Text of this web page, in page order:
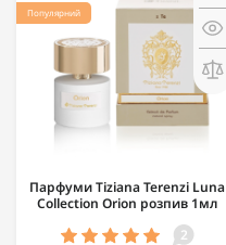
Популярний
Парфуми Tiziana Terenzi Luna
Collection Orion розпив 1мл
2